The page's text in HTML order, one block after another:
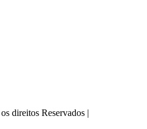
direitos Reservados |